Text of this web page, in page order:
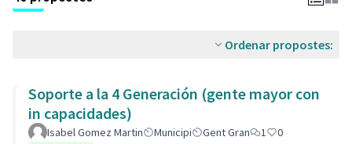
Ordenar propostes:
Soporte a la 4 Generación (gente mayor con
in capacidades)
Isabel Gomez Martin Municipi Gent Gran 1
0